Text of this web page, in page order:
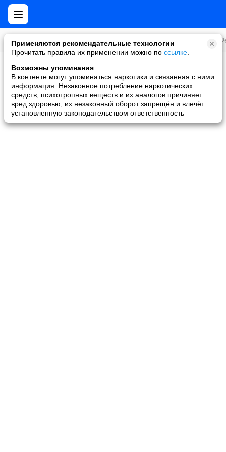
Все игры
Применяются рекомендательные технологии
Прочитать правила их применении можно по ссылке
Возможны упоминания
В контенте могут упоминаться наркотики и связанная с ними
информация. Незаконное потребление наркотических
средств, психотропных веществ и их аналогов причиняет
вред здоровью, их незаконный оборот запрещён и влечёт
установленную законодательством ответственность
Скидки и акции
Ни одной игры не найдено